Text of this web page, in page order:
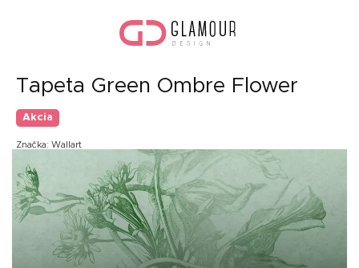
Tapeta Green Ombre Flower
Akcia
Značka: Wallart